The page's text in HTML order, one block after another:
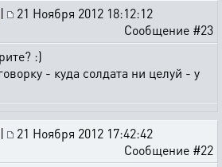
|
21 Ноября 2012 18:12:12
Сообщение #23
:)
- куда солдата ни целуй - у
|
21 Ноября 2012 17:42:42
Сообщение #22